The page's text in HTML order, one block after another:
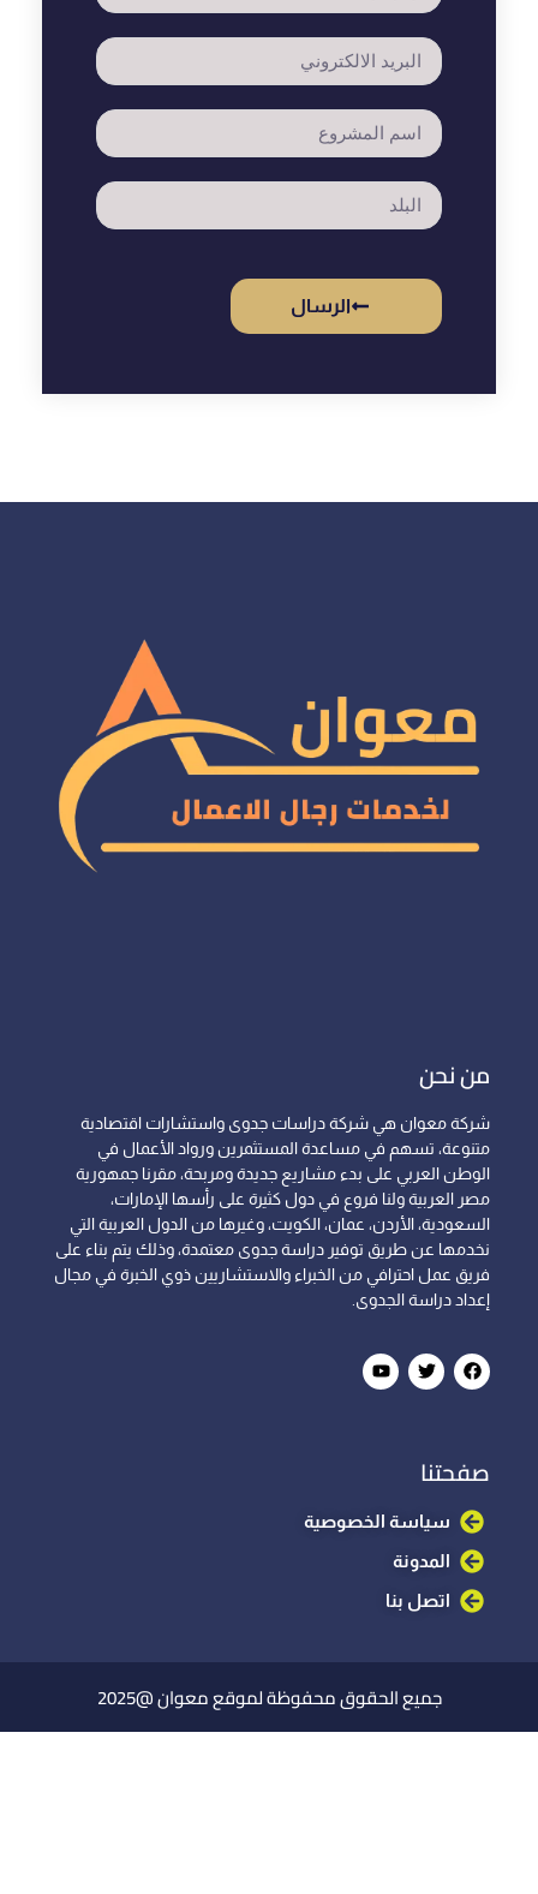
الرسال
من نحن
شركة معوان هي شركة دراسات جدوى واستشارات اقتصادية
متنوعة، تسهم في مساعدة المستثمرين ورواد الأعمال في
الوطن العربي على بدء مشاريع جديدة ومربحة، مقرنا جمهورية
مصر العربية ولنا فروع في دول كثيرة على رأسها الإمارات،
السعودية، الأردن، عمان، الكويت، وغيرها من الدول العربية التي
نخدمها عن طريق توفير دراسة جدوى معتمدة، وذلك يتم بناء على
فريق عمل احترافي من الخبراء والاستشاريين ذوي الخبرة في مجال
إعداد دراسة الجدوى.
صفحتنا
سياسة الخصوصية
المدونة
اتصل بنا
جميع الحقوق محفوظة لموقع معوان @2025